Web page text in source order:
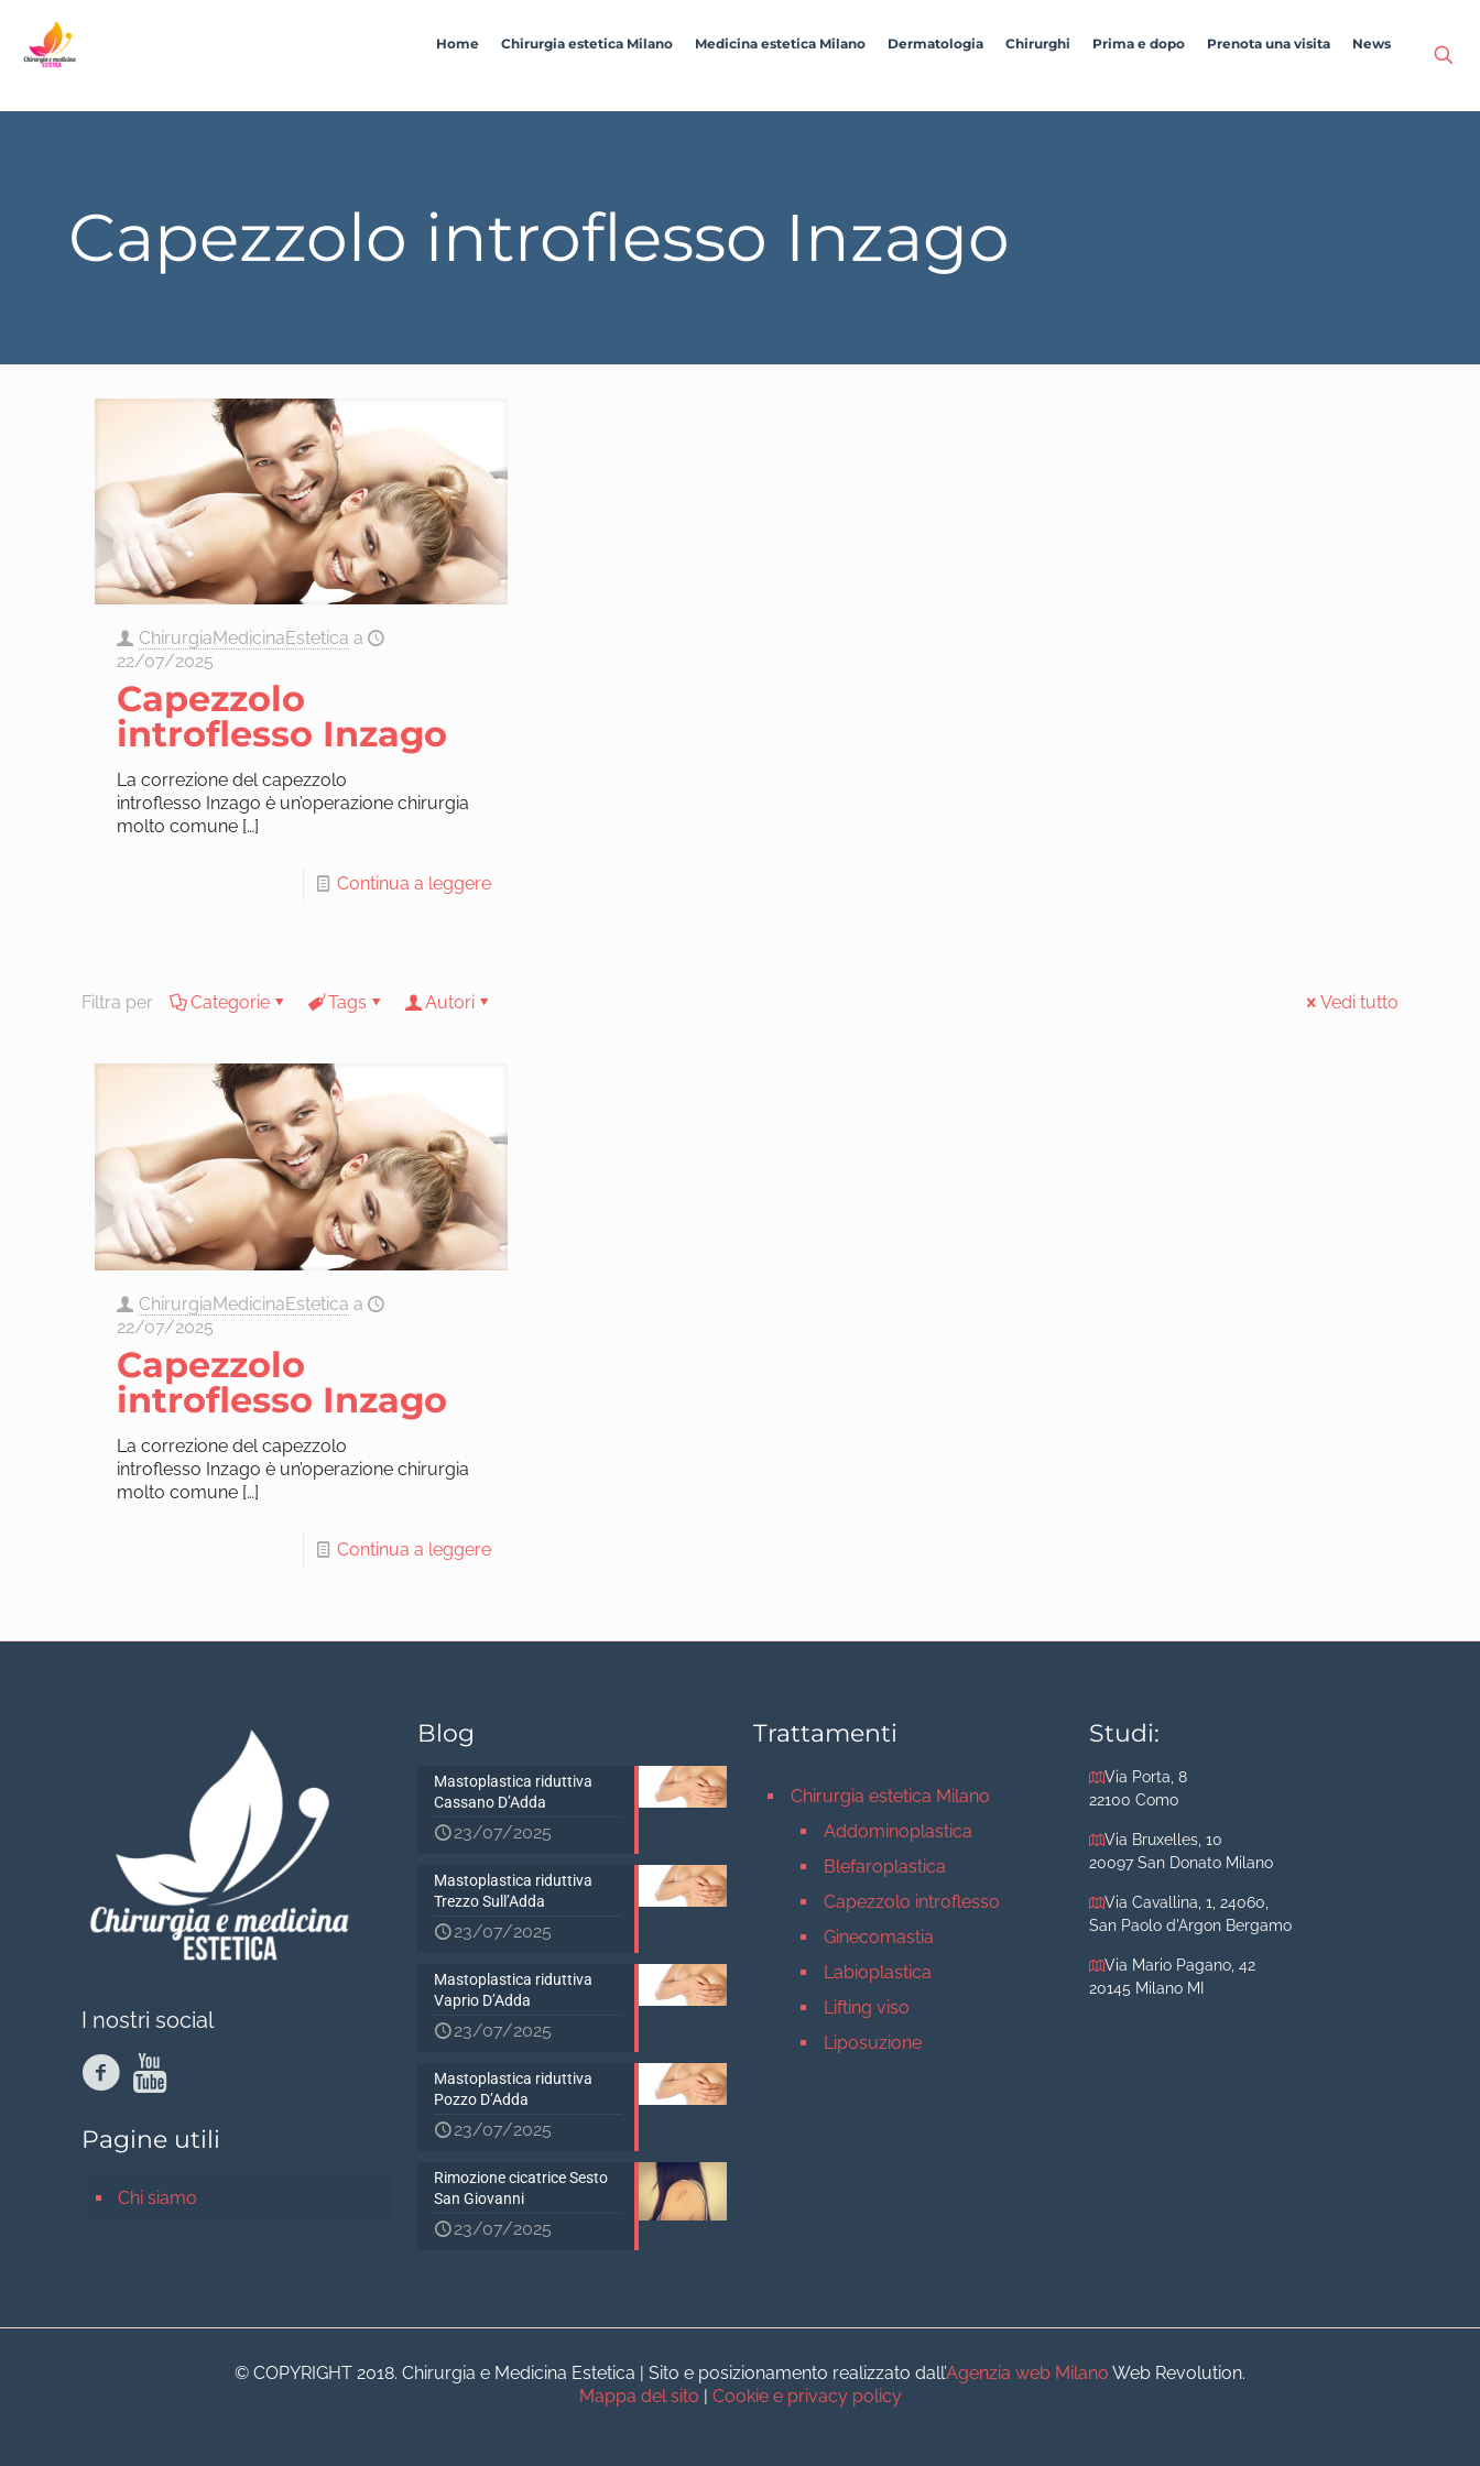
Home Chirurgia estetica Milano Medicina estetica Milano Dermatologia Chirurghi Prima e dopo Prenota una visita News
Capezzolo introflesso Inzago
ChirurgiaMedicinaEstetica a
22/07/2025
Capezzolo
introflesso Inzago
La correzione del capezzolo
introflesso Inzago è un’operazione chirurgia
molto comune[…]
Continua a leggere
Filtra per Categorie Tags Autori Vedi tutto
ChirurgiaMedicinaEstetica a
22/07/2025
Capezzolo
introflesso Inzago
La correzione del capezzolo
introflesso Inzago è un’operazione chirurgia
molto comune[…]
Continua a leggere
I nostri social
Pagine utili
Chi siamo
Blog
Mastoplastica riduttiva
Cassano D’Adda
23/07/2025
Mastoplastica riduttiva
Trezzo Sull’Adda
23/07/2025
Mastoplastica riduttiva
Vaprio D’Adda
23/07/2025
Mastoplastica riduttiva
Pozzo D’Adda
23/07/2025
Rimozione cicatrice Sesto
San Giovanni
23/07/2025
Trattamenti
Chirurgia estetica Milano
Addominoplastica
Blefaroplastica
Capezzolo introflesso
Ginecomastia
Labioplastica
Lifting viso
Liposuzione
Aumento labbra
Filler
Studi:
Via Porta, 8
22100 Como
Via Bruxelles, 10
20097 San Donato Milano
Via Cavallina, 1, 24060,
San Paolo d'Argon Bergamo
Via Mario Pagano, 42
20145 Milano MI
© COPYRIGHT 2018. Chirurgia e Medicina Estetica | Sito e posizionamento realizzato dall’Agenzia web Milano Web Revolution.
Mappa del sito | Cookie e privacy policy